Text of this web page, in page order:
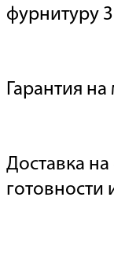
фурнитуру
Гарантия
Доставка
готовности